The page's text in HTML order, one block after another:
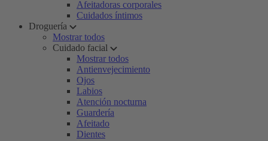
Afeitadoras corporales
Cuidados íntimos
Droguería
Mostrar todos
Cuidado facial
Mostrar todos
Antienvejecimiento
Ojos
Labios
Atención nocturna
Guardería
Afeitado
Dientes